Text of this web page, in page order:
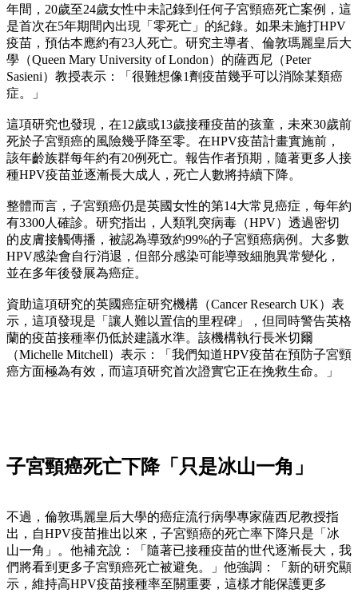
年間，20歲至24歲女性中未記錄到任何子宮頸癌死亡案例，這
是首次在5年期間內出現「零死亡」的紀錄。如果未施打HPV
疫苗，預估本應約有23人死亡。研究主導者、倫敦瑪麗皇后大
學（Queen Mary University of London）的薩西尼（Peter
Sasieni）教授表示：「很難想像1劑疫苗幾乎可以消除某類癌
症。」
這項研究也發現，在12歲或13歲接種疫苗的孩童，未來30歲前
死於子宮頸癌的風險幾乎降至零。在HPV疫苗計畫實施前，
該年齡族群每年約有20例死亡。報告作者預期，隨著更多人接
種HPV疫苗並逐漸長大成人，死亡人數將持續下降。
整體而言，子宮頸癌仍是英國女性的第14大常見癌症，每年約
有3300人確診。研究指出，人類乳突病毒（HPV）透過密切
的皮膚接觸傳播，被認為導致約99%的子宮頸癌病例。大多數
HPV感染會自行消退，但部分感染可能導致細胞異常變化，
並在多年後發展為癌症。
資助這項研究的英國癌症研究機構（Cancer Research UK）表
示，這項發現是「讓人難以置信的里程碑」，但同時警告英格
蘭的疫苗接種率仍低於建議水準。該機構執行長米切爾
（Michelle Mitchell）表示：「我們知道HPV疫苗在預防子宮頸
癌方面極為有效，而這項研究首次證實它正在挽救生命。」
子宮頸癌死亡下降「只是冰山一角」
不過，倫敦瑪麗皇后大學的癌症流行病學專家薩西尼教授指
出，自HPV疫苗推出以來，子宮頸癌的死亡率下降只是「冰
山一角」。他補充說：「隨著已接種疫苗的世代逐漸長大，我
們將看到更多子宮頸癌死亡被避免。」他強調：「新的研究顯
示，維持高HPV疫苗接種率至關重要，這樣才能保護更多